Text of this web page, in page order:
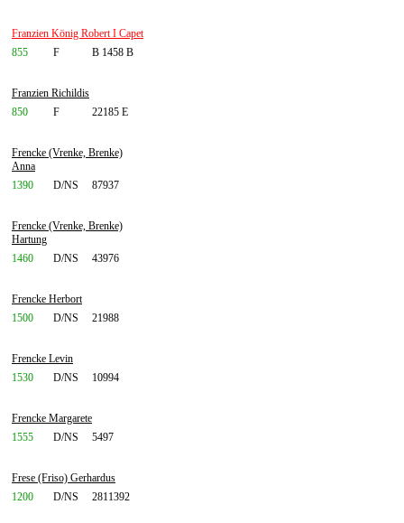
Franzien König Robert I Capet
855
F B 1458 B
Franzien Richildis
850
F 22185 E
Frencke (Vrenke, Brenke)
Anna
1390
D/NS 87937
Frencke (Vrenke, Brenke)
Hartung
1460
D/NS 43976
Frencke Herbort
1500
D/NS 21988
Frencke Levin
1530
D/NS 10994
Frencke Margarete
1555
D/NS 5497
Frese (Friso) Gerhardus
1200
D/NS 2811392